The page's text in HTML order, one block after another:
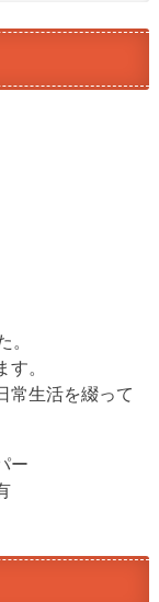
。
常生活を綴って
ー